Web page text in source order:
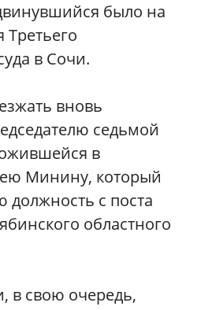
было на
Третьего
в Сочи.
вновь
седьмой
в
Минину, который
с поста
областного
в свою очередь,